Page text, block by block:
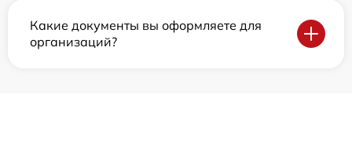
Какие документы вы оформляете для
организаций?